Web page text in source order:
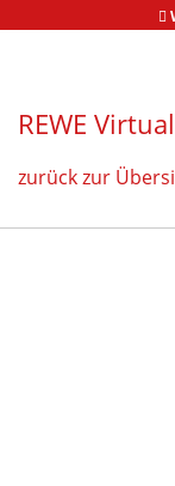
REWE
zurück zur